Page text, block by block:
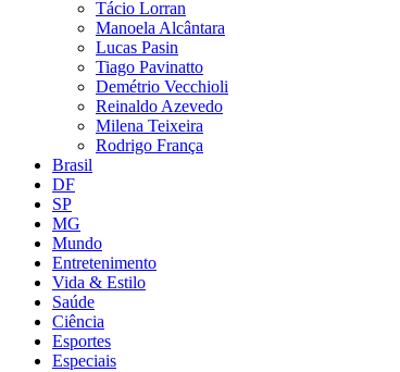
Tácio Lorran
Manoela Alcântara
Lucas Pasin
Tiago Pavinatto
Demétrio Vecchioli
Reinaldo Azevedo
Milena Teixeira
Rodrigo França
Brasil
DF
SP
MG
Mundo
Entretenimento
Vida & Estilo
Saúde
Ciência
Esportes
Especiais